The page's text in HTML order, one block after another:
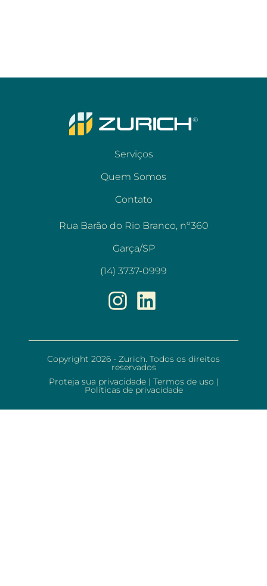
Serviços
Quem Somos
Contato
Rua Barão do Rio Branco, nº360
Garça/SP
(14) 3737-0999
Copyright 2026 - Zurich. Todos os direitos
reservados
Proteja sua privacidade | Termos de uso |
Políticas de privacidade